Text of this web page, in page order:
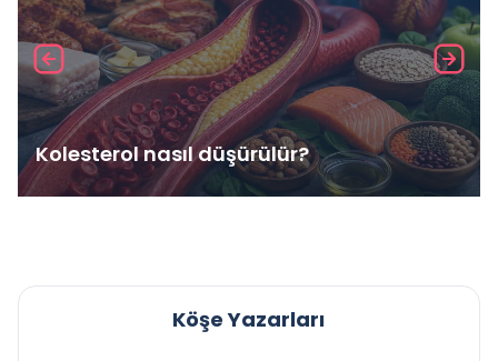
Kolesterol nasıl düşürülür?
Köşe Yazarları